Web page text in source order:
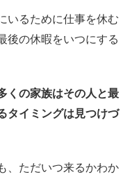
いるために仕事を休む
後の休暇をいつにする
くの家族はその人と最
タイミングは見つけづ
、ただいつ来るかわか